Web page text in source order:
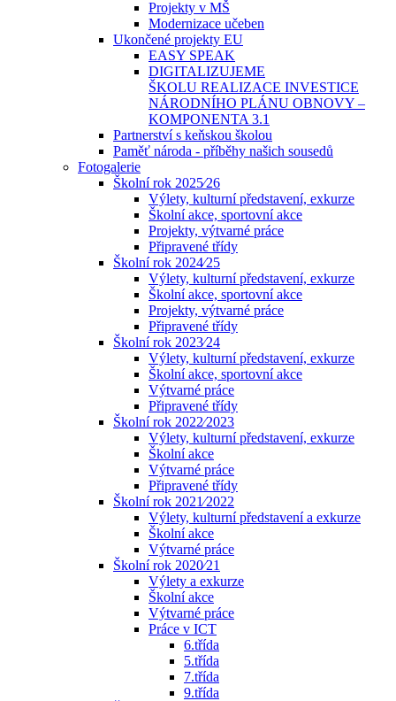
Projekty v MŠ
Modernizace učeben
Ukončené projekty EU
EASY SPEAK
DIGITALIZUJEME
ŠKOLU REALIZACE INVESTICE
NÁRODNÍHO PLÁNU OBNOVY –
KOMPONENTA 3.1
Partnerství s keňskou školou
Paměť národa - příběhy našich sousedů
Fotogalerie
Školní rok 2025⁄26
Výlety, kulturní představení, exkurze
Školní akce, sportovní akce
Projekty, výtvarné práce
Připravené třídy
Školní rok 2024⁄25
Výlety, kulturní představení, exkurze
Školní akce, sportovní akce
Projekty, výtvarné práce
Připravené třídy
Školní rok 2023⁄24
Výlety, kulturní představení, exkurze
Školní akce, sportovní akce
Výtvarné práce
Připravené třídy
Školní rok 2022⁄2023
Výlety, kulturní představení, exkurze
Školní akce
Výtvarné práce
Připravené třídy
Školní rok 2021⁄2022
Výlety, kulturní představení a exkurze
Školní akce
Výtvarné práce
Školní rok 2020⁄21
Výlety a exkurze
Školní akce
Výtvarné práce
Práce v ICT
6.třída
5.třída
7.třída
9.třída